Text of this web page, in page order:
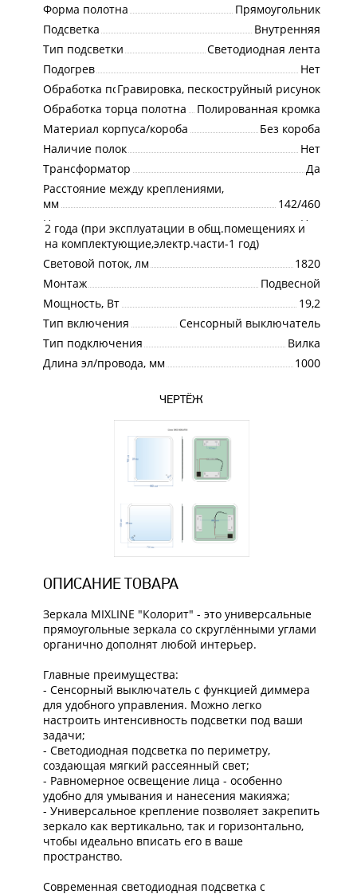
Форма полотна
Прямоугольник
Подсветка
Внутренняя
Тип подсветки
Светодиодная лента
Подогрев
Нет
Обработка поверхности полотна
Гравировка, пескоструйный рисунок
Обработка торца полотна
Полированная кромка
Материал корпуса/короба
Без короба
Наличие полок
Нет
Трансформатор
Да
Расстояние между креплениями,
мм
142/460
Наличие розетки
Нет
Гарантия
2 года (при эксплуатации в общ.помещениях и
на комплектующие,электр.части-1 год)
Световой поток, лм
1820
Монтаж
Подвесной
Мощность, Вт
19,2
Тип включения
Сенсорный выключатель
Тип подключения
Вилка
Длина эл/провода, мм
1000
ЧЕРТЁЖ
ОПИСАНИЕ ТОВАРА
Зеркала MIXLINE "Колорит" - это универсальные
прямоугольные зеркала со скруглёнными углами
органично дополнят любой интерьер.
Главные преимущества:
- Сенсорный выключатель с функцией диммера
для удобного управления. Можно легко
настроить интенсивность подсветки под ваши
задачи;
- Светодиодная подсветка по периметру,
создающая мягкий рассеянный свет;
- Равномерное освещение лица - особенно
удобно для умывания и нанесения макияжа;
- Универсальное крепление позволяет закрепить
зеркало как вертикально, так и горизонтально,
чтобы идеально вписать его в ваше
пространство.
Современная светодиодная подсветка с